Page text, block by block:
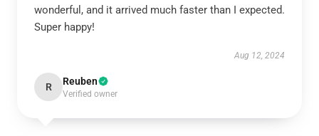
wonderful, and it arrived much faster than I expected.
Super happy!
Aug 12, 2024
R Reuben
Verified owner